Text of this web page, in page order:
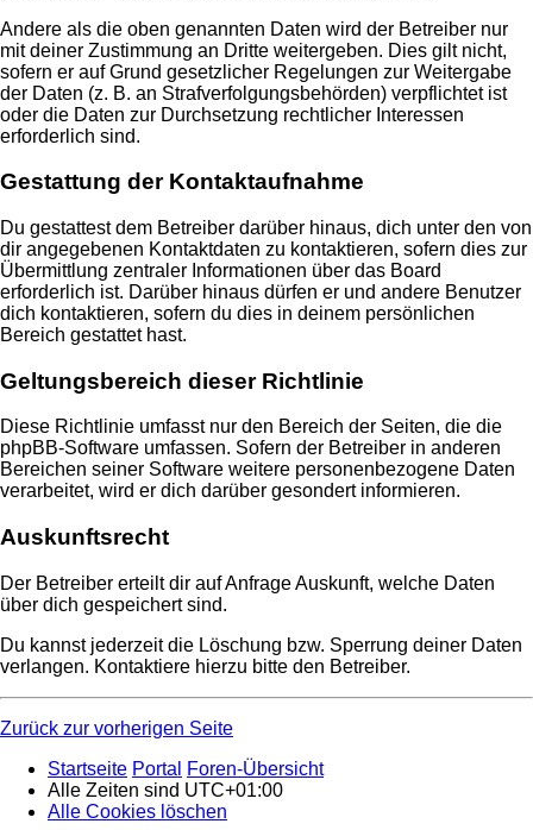
Andere als die oben genannten Daten wird der Betreiber nur
mit deiner Zustimmung an Dritte weitergeben. Dies gilt nicht,
sofern er auf Grund gesetzlicher Regelungen zur Weitergabe
der Daten (z. B. an Strafverfolgungsbehörden) verpflichtet ist
oder die Daten zur Durchsetzung rechtlicher Interessen
erforderlich sind.
Gestattung der Kontaktaufnahme
Du gestattest dem Betreiber darüber hinaus, dich unter den von
dir angegebenen Kontaktdaten zu kontaktieren, sofern dies zur
Übermittlung zentraler Informationen über das Board
erforderlich ist. Darüber hinaus dürfen er und andere Benutzer
dich kontaktieren, sofern du dies in deinem persönlichen
Bereich gestattet hast.
Geltungsbereich dieser Richtlinie
Diese Richtlinie umfasst nur den Bereich der Seiten, die die
phpBB-Software umfassen. Sofern der Betreiber in anderen
Bereichen seiner Software weitere personenbezogene Daten
verarbeitet, wird er dich darüber gesondert informieren.
Auskunftsrecht
Der Betreiber erteilt dir auf Anfrage Auskunft, welche Daten
über dich gespeichert sind.
Du kannst jederzeit die Löschung bzw. Sperrung deiner Daten
verlangen. Kontaktiere hierzu bitte den Betreiber.
Zurück zur vorherigen Seite
Startseite Portal
Foren-Übersicht
Alle Zeiten sind UTC+01:00
Alle Cookies löschen